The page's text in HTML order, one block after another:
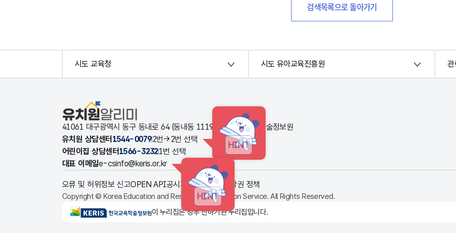
검색목록으로 돌아가기
시도 교육청 시도 유아교육진흥원
유치원알리미
41061 대구광역시 동구 동내로 64 (동내동 1119번지) 한국교육학술정보원
유치원 상담센터 1544-00792번→2번 선택
HINT
어린이집 상담센터 1566-32321번 선택
대표 이메일e-csinfo@keris.or.kr
HINT
오류 및 허위정보 신고OPEN API공시자료 다운로드저작권 정책
Copyright © Korea Education and Research Information Service. All Rights Reserved.
KERIS한국교육학술정보원이 누리집은 정부 산하기관 누리집입니다.